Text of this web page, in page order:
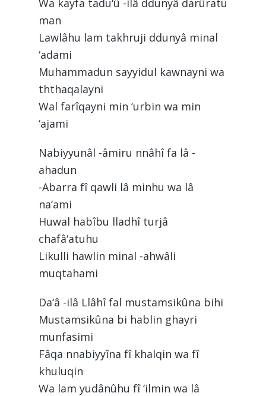
Wa kayfa tadu‘û -ilâ ddunyâ darûratu
man
Lawlâhu lam takhruji ddunyâ minal
‘adami
Muhammadun sayyidul kawnayni wa
ththaqalayni
Wal farîqayni min ‘urbin wa min
‘ajami
Nabiyyunâl -âmiru nnâhî fa lâ -
ahadun
-Abarra fî qawli lâ minhu wa lâ
na‘ami
Huwal habîbu lladhî turjâ
chafâ‘atuhu
Likulli hawlin minal -ahwâli
muqtahami
Da‘â -ilâ Llâhî fal mustamsikûna bihi
Mustamsikûna bi hablin ghayri
munfasimi
Fâqa nnabiyyîna fî khalqin wa fî
khuluqin
Wa lam yudânûhu fî ‘ilmin wa lâ